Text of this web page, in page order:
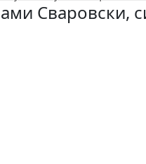
Сваровски,